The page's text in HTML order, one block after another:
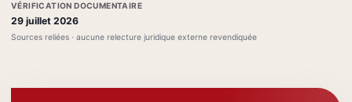
VÉRIFICATION DOCUMENTAIRE
29 juillet 2026
Sources reliées · aucune relecture juridique externe revendiquée